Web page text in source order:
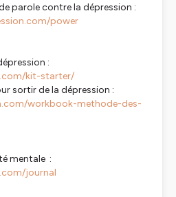
parole contre la dépression :
power
:
kit-starter/
sortir de la dépression :
workbook-methode-des-
mentale :
journal